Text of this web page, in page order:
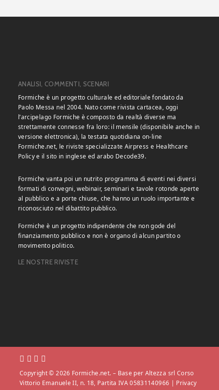
ANALISI, COMMENTI, SCENARI
Formiche è un progetto culturale ed editoriale fondato da
Paolo Messa nel 2004. Nato come rivista cartacea, oggi
l’arcipelago Formiche è composto da realtà diverse ma
strettamente connesse fra loro: il mensile (disponibile anche in
versione elettronica), la testata quotidiana on-line
Formiche.net, le riviste specializzate Airpress e Healthcare
Policy e il sito in inglese ed arabo Decode39.
Formiche vanta poi un nutrito programma di eventi nei diversi
formati di convegni, webinair, seminari e tavole rotonde aperte
al pubblico e a porte chiuse, che hanno un ruolo importante e
riconosciuto nel dibattito pubblico.
Formiche è un progetto indipendente che non gode del
finanziamento pubblico e non è organo di alcun partito o
movimento politico.
LE NOSTRE RIVISTE
Copyright © 2026 Formiche.net. – Base per Altezza srl Corso
Vittorio Emanuele II, n. 18, Partita IVA 05831140966 | Privacy